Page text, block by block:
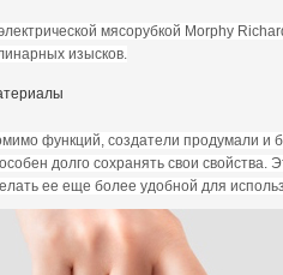
мясорубкой Morphy
изысков.
функций, создатели продумали и
долго сохранять свои
ее еще более удобной для